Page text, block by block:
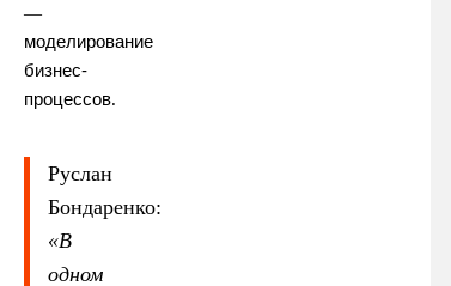
—
моделирование
бизнес-
процессов.
Руслан
Бондаренко:
«В
одном